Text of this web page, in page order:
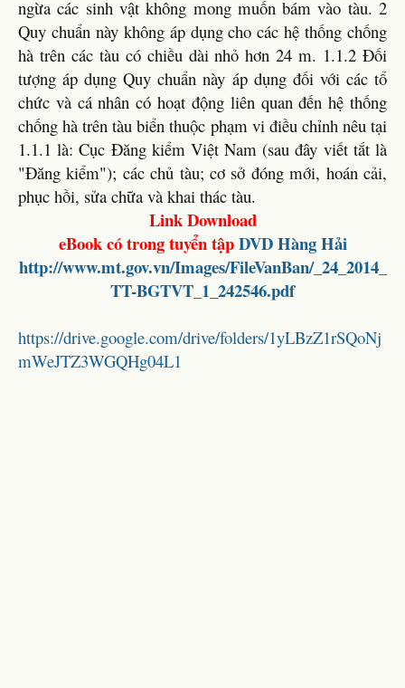
ngừa các sinh vật không mong muốn bám vào tàu. 2
Quy chuẩn này không áp dụng cho các hệ thống chống
hà trên các tàu có chiều dài nhỏ hơn 24 m. 1.1.2 Đối
tượng áp dụng Quy chuẩn này áp dụng đối với các tổ
chức và cá nhân có hoạt động liên quan đến hệ thống
chống hà trên tàu biển thuộc phạm vi điều chỉnh nêu tại
1.1.1 là: Cục Đăng kiểm Việt Nam (sau đây viết tắt là
"Đăng kiểm"); các chủ tàu; cơ sở đóng mới, hoán cải,
phục hồi, sửa chữa và khai thác tàu.
Link Download
eBook có trong tuyển tậpDVD Hàng Hải
http://www.mt.gov.vn/Images/FileVanBan/_24_2014_
TT-BGTVT_1_242546.pdf
https://drive.google.com/drive/folders/1yLBzZ1rSQoNj
mWeJTZ3WGQHg04L1